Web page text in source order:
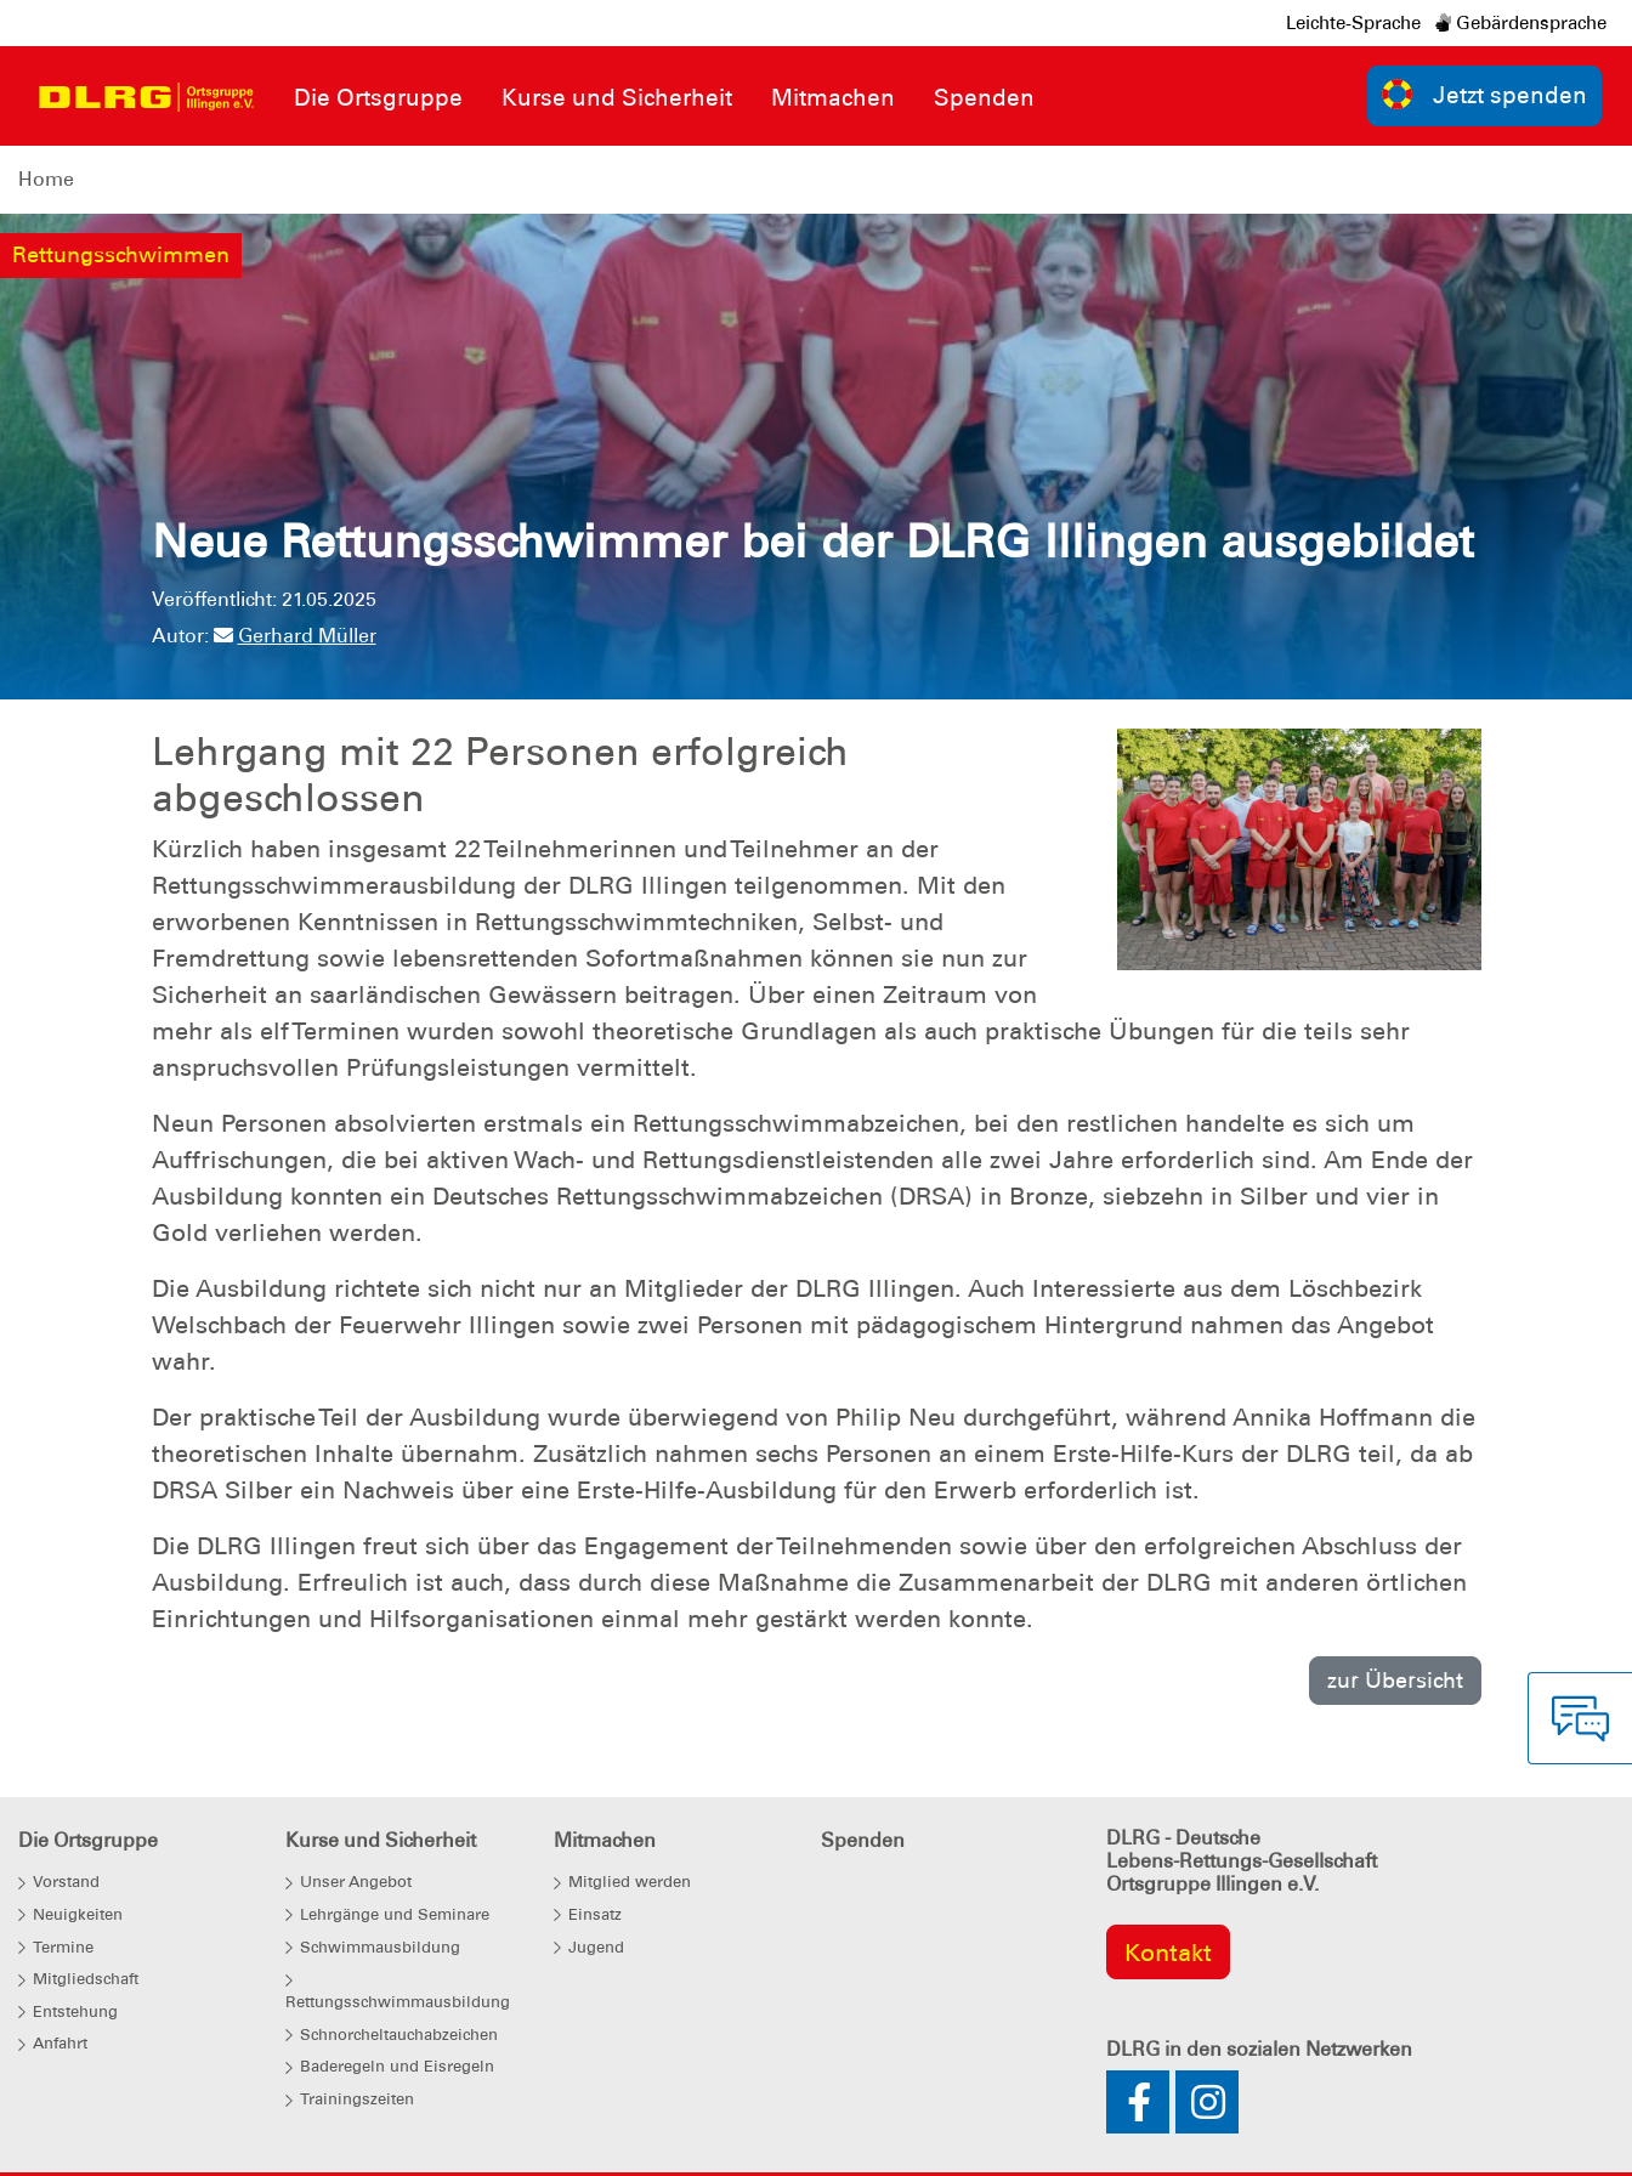
Leichte-Sprache Gebärdensprache
Die Ortsgruppe Kurse und Sicherheit Mitmachen Spenden Jetzt spenden
Home
Rettungsschwimmen
Neue Rettungsschwimmer bei der DLRG Illingen ausgebildet
Veröffentlicht: 21.05.2025
Autor:
Gerhard Müller
Lehrgang mit 22 Personen erfolgreich
abgeschlossen
Kürzlich haben insgesamt 22 Teilnehmerinnen und Teilnehmer an der
Rettungsschwimmerausbildung der DLRG Illingen teilgenommen. Mit den
erworbenen Kenntnissen in Rettungsschwimmtechniken, Selbst- und
Fremdrettung sowie lebensrettenden Sofortmaßnahmen können sie nun zur
Sicherheit an saarländischen Gewässern beitragen. Über einen Zeitraum von
mehr als elf Terminen wurden sowohl theoretische Grundlagen als auch praktische Übungen für die teils sehr
anspruchsvollen Prüfungsleistungen vermittelt.
Neun Personen absolvierten erstmals ein Rettungsschwimmabzeichen, bei den restlichen handelte es sich um
Auffrischungen, die bei aktiven Wach- und Rettungsdienstleistenden alle zwei Jahre erforderlich sind. Am Ende der
Ausbildung konnten ein Deutsches Rettungsschwimmabzeichen (DRSA) in Bronze, siebzehn in Silber und vier in
Gold verliehen werden.
Die Ausbildung richtete sich nicht nur an Mitglieder der DLRG Illingen. Auch Interessierte aus dem Löschbezirk
Welschbach der Feuerwehr Illingen sowie zwei Personen mit pädagogischem Hintergrund nahmen das Angebot
wahr.
Der praktische Teil der Ausbildung wurde überwiegend von Philip Neu durchgeführt, während Annika Hoffmann die
theoretischen Inhalte übernahm. Zusätzlich nahmen sechs Personen an einem Erste-Hilfe-Kurs der DLRG teil, da ab
DRSA Silber ein Nachweis über eine Erste-Hilfe-Ausbildung für den Erwerb erforderlich ist.
Die DLRG Illingen freut sich über das Engagement der Teilnehmenden sowie über den erfolgreichen Abschluss der
Ausbildung. Erfreulich ist auch, dass durch diese Maßnahme die Zusammenarbeit der DLRG mit anderen örtlichen
Einrichtungen und Hilfsorganisationen einmal mehr gestärkt werden konnte.
zur Übersicht
Die Ortsgruppe
Vorstand
Neuigkeiten
Termine
Mitgliedschaft
Entstehung
Anfahrt
Kurse und Sicherheit
Unser Angebot
Lehrgänge und Seminare
Schwimmausbildung
Rettungsschwimmausbildung
Schnorcheltauchabzeichen
Baderegeln und Eisregeln
Trainingszeiten
Mitmachen
Mitglied werden
Einsatz
Jugend
Spenden
DLRG - Deutsche
Lebens-Rettungs-Gesellschaft
Ortsgruppe Illingen e.V.
Kontakt
DLRG in den sozialen Netzwerken